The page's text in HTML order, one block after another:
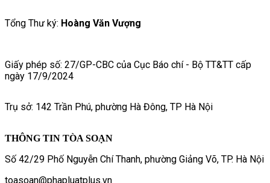
Tổng Thư ký: Hoàng Văn Vượng
Giấy phép số: 27/GP-CBC của Cục Báo chí - Bộ TT&TT cấp
ngày 17/9/2024
Trụ sở: 142 Trần Phú, phường Hà Đông, TP Hà Nội
THÔNG TIN TÒA SOẠN
Số 42/29 Phố Nguyễn Chí Thanh, phường Giảng Võ, TP. Hà Nội
toasoan@phapluatplus.vn